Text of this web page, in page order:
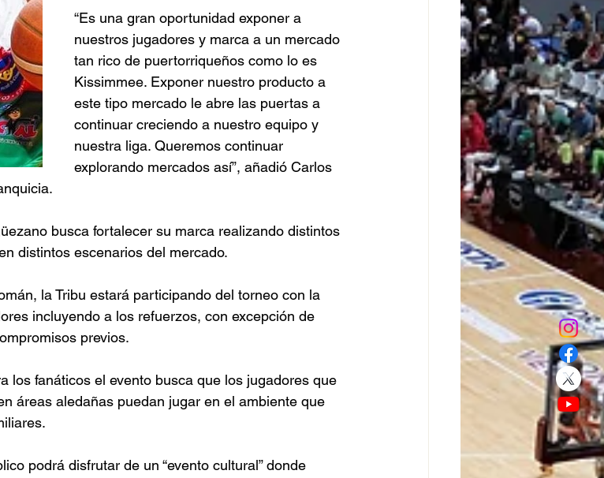
“Es una gran oportunidad exponer a
nuestros jugadores y marca a un mercado
tan rico de puertorriqueños como lo es
Kissimmee. Exponer nuestro producto a
este tipo mercado le abre las puertas a
continuar creciendo a nuestro equipo y
nuestra liga. Queremos continuar
explorando mercados así”, añadió Carlos
busca fortalecer su marca realizando distintos
distintos escenarios del mercado.
la Tribu estará participando del torneo con la
incluyendo a los refuerzos, con excepción de
previos.
los fanáticos el evento busca que los jugadores que
áreas aledañas puedan jugar en el ambiente que
podrá disfrutar de un “evento cultural” donde